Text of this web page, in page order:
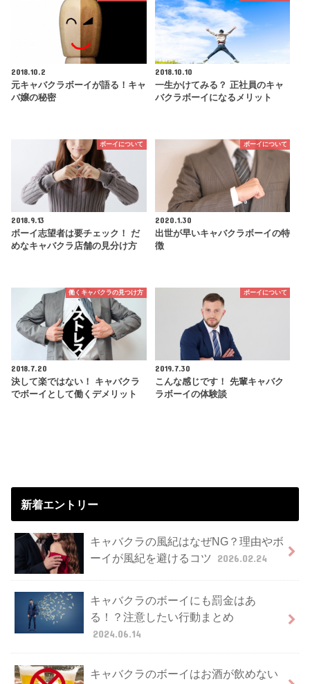
2018.10.2
元キャバクラボーイが語る！キャ
バ嬢の秘密
2018.10.10
一生かけてみる？ 正社員のキャ
バクラボーイになるメリット
ボーイについて
2018.9.13
ボーイ志望者は要チェック！ だ
めなキャバクラ店舗の見分け方
ボーイについて
2020.1.30
出世が早いキャバクラボーイの特
徴
働くキャバクラの見つけ方
2018.7.20
決して楽ではない！ キャバクラ
でボーイとして働くデメリット
ボーイについて
2019.7.30
こんな感じです！ 先輩キャバク
ラボーイの体験談
新着エントリー
キャバクラの風紀はなぜNG？理由やボ
ーイが風紀を避けるコツ
2026.02.24
キャバクラのボーイにも罰金はあ
る！？注意したい行動まとめ
2024.06.14
キャバクラのボーイはお酒が飲めない